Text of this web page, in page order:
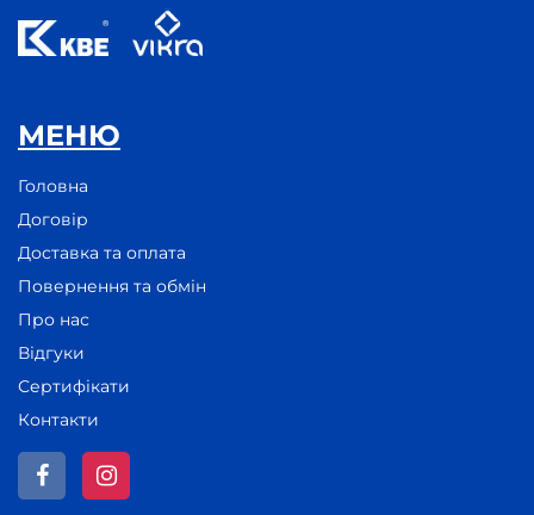
МЕНЮ
Головна
Договір
Доставка та оплата
Повернення та обмін
Про нас
Відгуки
Сертифікати
Контакти